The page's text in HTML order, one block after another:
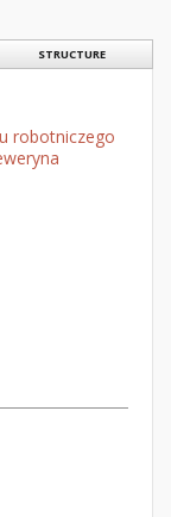
STRUCTURE
robotniczego